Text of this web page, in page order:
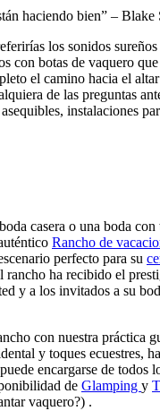
haciendo bien” –
los sonidos
con botas de vaquero
el camino hacia el
de las preguntas
instalaciones
casera o una boda
Rancho de
perfecto para su
ha recibido el
y a los invitados a su
con nuestra práctica
y toques ecuestres,
encargarse de
de Glamping y
vaquero?) .